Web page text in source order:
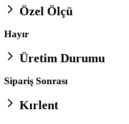
Özel Ölçü
Hayır
Üretim Durumu
Sipariş Sonrası
Kırlent